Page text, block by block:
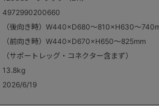
4972990200660
（後向き時）W440×D680～810×H630～
（前向き時）W440×D670×H650～825mm
（サポートレッグ・コネクター含まず）
13.8kg
2026/6/19